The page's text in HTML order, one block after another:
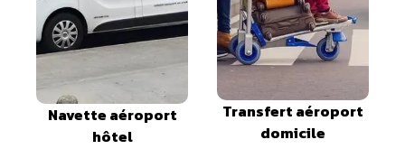
Navette aéroport
hôtel
Transfert aéroport
domicile